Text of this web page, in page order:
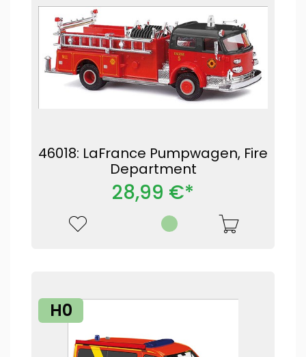
46018: LaFrance Pumpwagen, Fire
Department
28,99 €*
H0